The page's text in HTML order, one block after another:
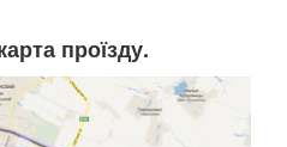
проїзду.